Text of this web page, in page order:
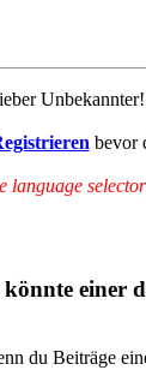
Unbekannter!
bevor
language
könnte einer
du Beiträge